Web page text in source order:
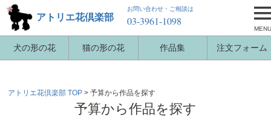
犬の形の花 猫の形の花 作品集 注文フォーム
アトリエ花倶楽部
お問い合わせ・ご相談は
03-3961-1098
MENU
アトリエ花倶楽部 TOP 予算から作品を探す
予算から作品を探す